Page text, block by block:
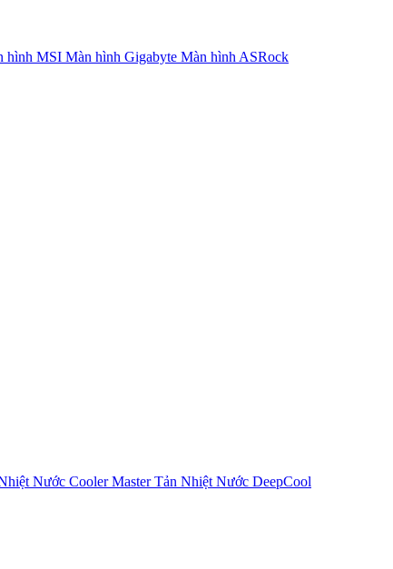
hình MSI Màn hình Gigabyte Màn hình ASRock
Nước Cooler MasterTản Nhiệt Nước DeepCool